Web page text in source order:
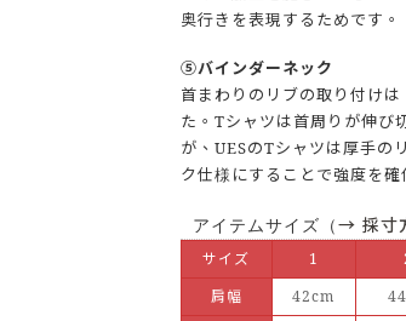
奥行きを表現するためです。
⑤バインダーネック
首まわりのリブの取り付けは
た。Tシャツは首周りが伸び
が、UESのTシャツは厚手の
ク仕様にすることで強度を確
アイテムサイズ（→ 採寸
サイズ 1
肩幅
42cm